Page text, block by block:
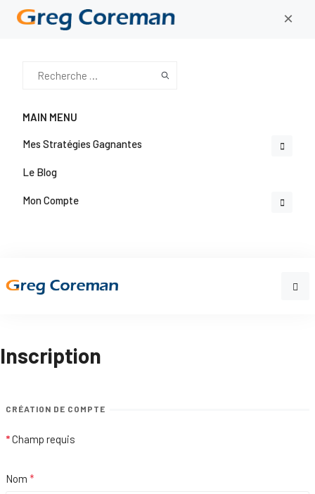
×
MAIN MENU
Mes Stratégies Gagnantes
Le Blog
Mon Compte
Inscription
CRÉATION DE COMPTE
*Champ requis
Nom *